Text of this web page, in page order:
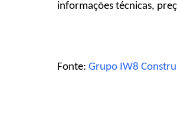
informações técnicas,
Fonte:Grupo IW8